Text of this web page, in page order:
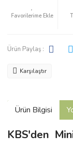
Ürün Paylaş :
Karşılaştır
Ürün Bilgisi
KBS'den